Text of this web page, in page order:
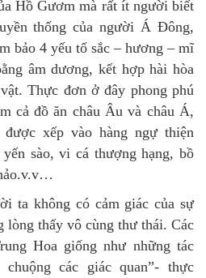
Hồ Gươm mà rất ít người biết
thống của người Á Đông,
bảo 4 yếu tố sắc – hương – mĩ
âm dương, kết hợp hài hòa
Thực đơn ở đây phong phú
cả đồ ăn châu Âu và châu Á,
xếp vào hàng ngự thiện
sào, vi cá thượng hạng, bồ
ta không có cảm giác của sự
lòng thấy vô cùng thư thái. Các
Hoa giống như những tác
các giác quan”- thực